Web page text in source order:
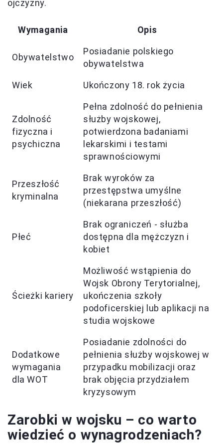
ojczyzny.
Wymagania Opis
Obywatelstwo
Posiadanie polskiego
obywatelstwa
Wiek Ukończony 18. rok życia
Zdolność
fizyczna i
psychiczna
Pełna zdolność do pełnienia
służby wojskowej,
potwierdzona badaniami
lekarskimi i testami
sprawnościowymi
Przeszłość
kryminalna
Brak wyroków za
przestępstwa umyślne
(niekarana przeszłość)
Płeć
Brak ograniczeń - służba
dostępna dla mężczyzn i
kobiet
Ścieżki kariery
Możliwość wstąpienia do
Wojsk Obrony Terytorialnej,
ukończenia szkoły
podoficerskiej lub aplikacji na
studia wojskowe
Dodatkowe
wymagania
dla WOT
Posiadanie zdolności do
pełnienia służby wojskowej w
przypadku mobilizacji oraz
brak objęcia przydziałem
kryzysowym
Zarobki w wojsku – co warto
wiedzieć o wynagrodzeniach?